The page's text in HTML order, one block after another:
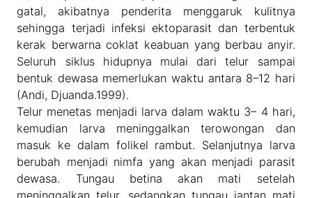
gatal, akibatnya penderita menggaruk kulitnya
sehingga terjadi infeksi ektoparasit dan terbentuk
kerak berwarna coklat keabuan yang berbau anyir.
Seluruh siklus hidupnya mulai dari telur sampai
bentuk dewasa memerlukan waktu antara 8–12 hari
(Andi, Djuanda.1999).
Telur menetas menjadi larva dalam waktu 3– 4 hari,
kemudian larva meninggalkan terowongan dan
masuk ke dalam folikel rambut. Selanjutnya larva
berubah menjadi nimfa yang akan menjadi parasit
dewasa. Tungau betina akan mati setelah